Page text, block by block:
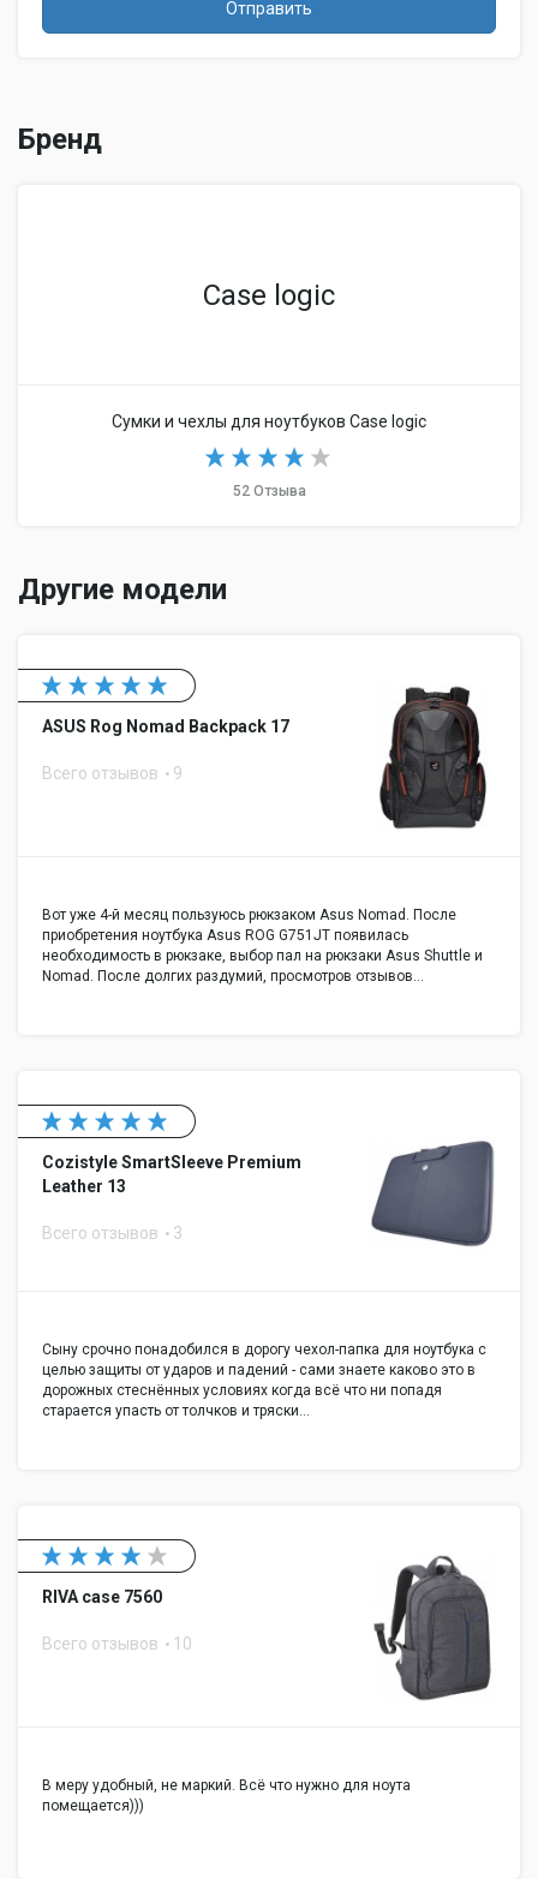
Отправить
Бренд
Case logic
Сумки и чехлы для ноутбуков Case logic
52 Отзыва
Другие модели
ASUS Rog Nomad Backpack 17
Всего отзывов 9
Вот уже 4-й месяц пользуюсь рюкзаком Asus Nomad. После
приобретения ноутбука Asus ROG G751JT появилась
необходимость в рюкзаке, выбор пал на рюкзаки Asus Shuttle и
Nomad. После долгих раздумий, просмотров отзывов…
Cozistyle SmartSleeve Premium
Leather 13
Всего отзывов 3
Сыну срочно понадобился в дорогу чехол-папка для ноутбука с
целью защиты от ударов и падений - сами знаете каково это в
дорожных стеснённых условиях когда всё что ни попадя
старается упасть от толчков и тряски…
RIVA case 7560
Всего отзывов 10
В меру удобный, не маркий. Всё что нужно для ноута
помещается)))